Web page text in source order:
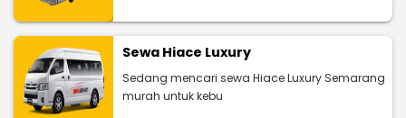
Sewa Hiace Luxury
Sedang mencari sewa Hiace Luxury Semarang
murah untuk kebu